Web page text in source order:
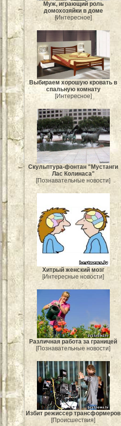
Муж, играющий роль
домохозяйки в доме
[Интересное]
Выбираем хорошую кровать в
спальную комнату
[Интересное]
Скульптура-фонтан "Мустанги
Лас Колинаса"
[Познавательные новости]
Хитрый женский мозг
[Интересные новости]
Различная работа за границей
[Познавательные новости]
Избит режиссер трансформеров
[Происшествия]